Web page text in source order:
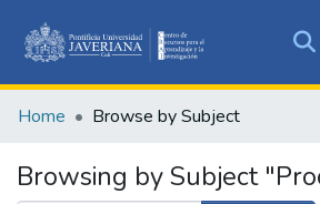
&
All of
Home Browse by Subject
Browsing by Subject